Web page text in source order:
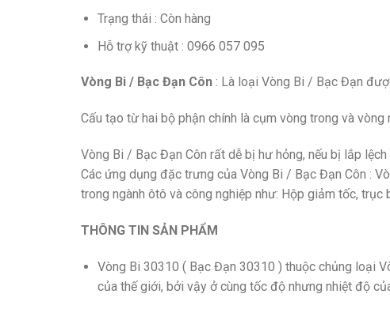
Trạng thái : Còn hàng
Hỗ trợ kỹ thuật : 0966 057 095
Vòng Bi / Bạc Đạn Côn : Là loại Vòng Bi / Bạc Đạn
Cấu tạo từ hai bộ phận chính là cụm vòng trong và vòng
Vòng Bi / Bạc Đạn Côn rất dễ bị hư hỏng, nếu bị lắp
Các ứng dụng đặc trưng của Vòng Bi / Bạc Đạn Côn :
trong ngành ôtô và công nghiệp như: Hộp giảm tốc, trục
THÔNG TIN SẢN PHẨM
Vòng Bi 30310 ( Bạc Đạn 30310 ) thuộc chủng loại
của thế giới, bởi vậy ở cùng tốc độ nhưng nhiệt độ